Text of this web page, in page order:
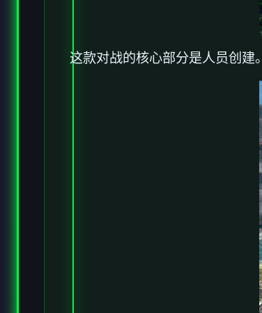
这款对战的核心部分是人员创建。